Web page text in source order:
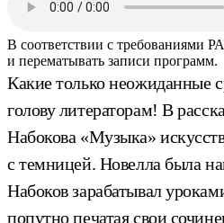
В соответствии с требованиями
и перематывать записи программ.
Какие только неожиданные
голову литераторам! В
Набокова «Музыка»
с темницей. Новелла была
Набоков зарабатывал
попутно печатая свои